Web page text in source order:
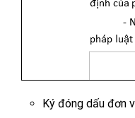
Ký đóng dấu đơn